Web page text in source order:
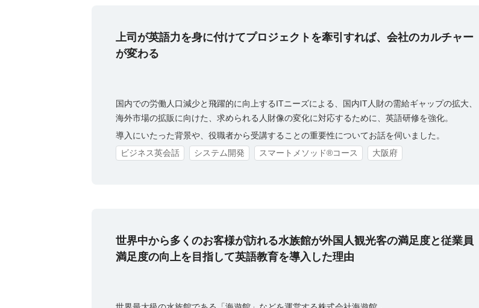
上司が英語力を身に付けてプロジェクトを牽引すれば、会社のカルチャー
が変わる
国内での労働人口減少と飛躍的に向上するITニーズによる、国内IT人財の需給ギャップの拡大、
海外市場の拡販に向けた、求められる人財像の変化に対応するために、英語研修を強化。
導入にいたった背景や、役職者から受講することの重要性についてお話を伺いました。
ビジネス英会話
システム開発 スマートメソッド®コース 大阪府
世界中から多くのお客様が訪れる水族館が外国人観光客の満足度と従業員
満足度の向上を目指して英語教育を導入した理由